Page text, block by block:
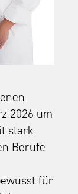
2026 um
stark
Berufe
für